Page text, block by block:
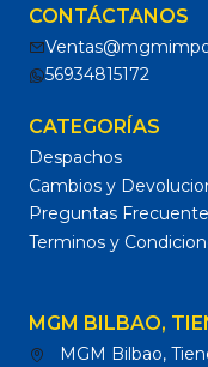
CONTÁCTANOS
56934815172
CATEGORÍAS
Despachos
Cambios y
Preguntas
Terminos y
MGM BILBAO,
MGM Bilbao,